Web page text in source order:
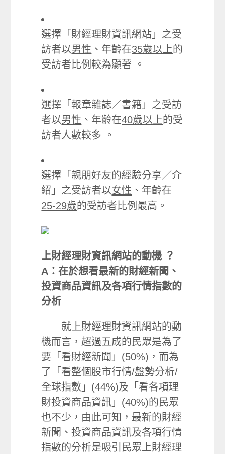
選擇「財經理財資訊網站」之受
訪者以男性 、年齡在35歲以上的
受訪者比例較為顯著 。
選擇「報章雜誌／書籍」之受訪
者以男性 、年齡在40歲以上的受
訪者人數較多 。
選擇「親朋好友的經驗分享／介
紹」之受訪者以女性 、年齡在
25-29歲的受訪者比例最高。
上財經理財資訊網站的動機 ？
A：在於想看最新的財經新聞、
投資商品資訊及各項行情指數的
分析
就上財經理財資訊網站的動
機而言，超過五成的民眾是為了
要「看財經新聞」(50%)，而為
了「看整個股市行情/盤勢分析/
全球指數」(44%)及「看各項理
財投資商品資訊」(40%)的民眾
也不少，由此可知，最新的財經
新聞、投資商品資訊及各項行情
指數的分析是吸引民眾上財經理